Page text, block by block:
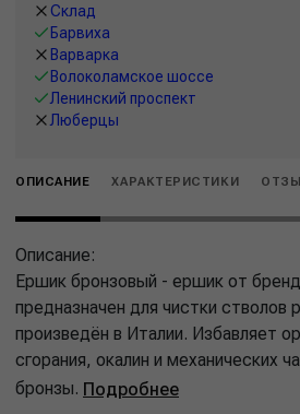
Склад
Барвиха
Варварка
Волоколамское шоссе
Ленинский проспект
Люберцы
ОПИСАНИЕ ХАРАКТЕРИСТИКИ
Описание:
Ершик бронзовый - ершик от
предназначен для чистки стволов
произведён в Италии. Избавляет
сгорания, окалин и механических
бронзы. Подробнее